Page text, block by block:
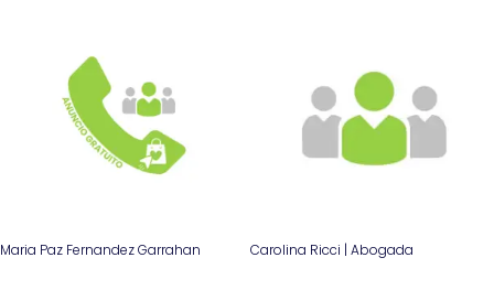
Maria Paz Fernandez Garrahan Carolina Ricci | Abogada